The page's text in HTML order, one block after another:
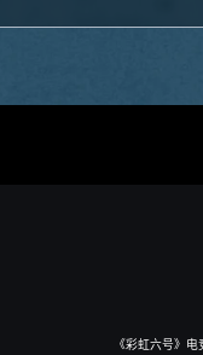
《彩虹六号》电